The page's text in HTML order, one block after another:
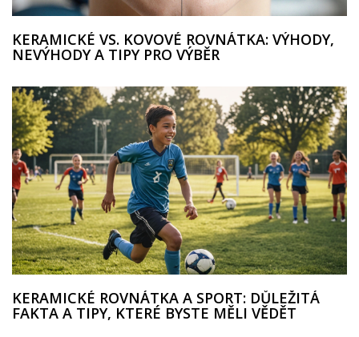
KERAMICKÉ VS. KOVOVÉ ROVNÁTKA: VÝHODY,
NEVÝHODY A TIPY PRO VÝBĚR
KERAMICKÉ ROVNÁTKA A SPORT: DŮLEŽITÁ
FAKTA A TIPY, KTERÉ BYSTE MĚLI VĚDĚT